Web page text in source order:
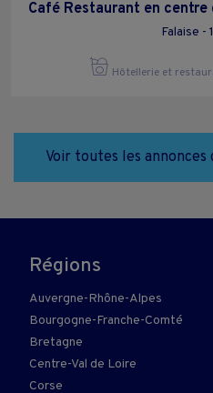
Café Restaurant en
Falaise -
Hôtellerie et
Voir toutes les
Régions
Auvergne-Rhône-Alpes
Bourgogne-Franche-Comté
Bretagne
Centre-Val de Loire
Corse